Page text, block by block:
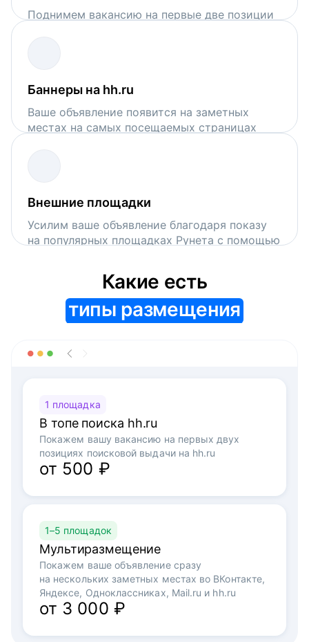
Поднимем вакансию на первые две позиции
Баннеры на hh.ru
Ваше объявление появится на заметных
местах на самых посещаемых страницах
Внешние площадки
Усилим ваше объявление благодаря показу
на популярных площадках Рунета с помощью
типы размещения
1 площадка
В топе поиска hh.ru
Покажем вашу вакансию на первых двух
позициях поисковой выдачи на hh.ru
от 500 ₽
1–5 площадок
Мультиразмещение
Покажем ваше объявление сразу
на нескольких заметных местах во ВКонтакте,
Яндексе, Одноклассниках, Mail.ru и hh.ru
от 3 000 ₽